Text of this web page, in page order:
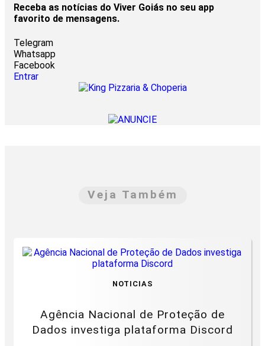
Receba as notícias do Viver Goiás no seu app
favorito de mensagens.
Telegram
Whatsapp
Facebook
Entrar
Veja Também
NOTICIAS
Agência Nacional de Proteção de
Dados investiga plataforma Discord